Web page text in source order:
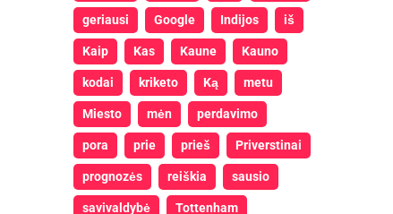
geriausi Google Indijos iš
Kaip Kas Kaune Kauno
kodai kriketo Ką metu
Miesto mėn perdavimo
pora prie prieš Priverstinai
prognozės reiškia sausio
savivaldybė Tottenham